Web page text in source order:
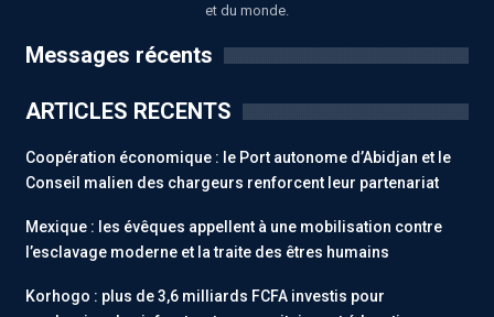
et du monde.
Messages récents
ARTICLES RECENTS
Coopération économique : le Port autonome d’Abidjan et le
Conseil malien des chargeurs renforcent leur partenariat
Mexique : les évêques appellent à une mobilisation contre
l’esclavage moderne et la traite des êtres humains
Korhogo : plus de 3,6 milliards FCFA investis pour